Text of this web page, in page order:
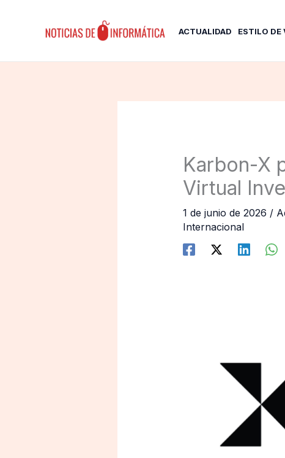
ACTUALIDAD ESTILO DE
Karbon-X
Virtual
1 de junio de 2026 /
Internacional